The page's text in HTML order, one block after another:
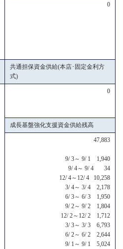
0
共通担保資金供給(本店･固定金利方
式)
0
成長基盤強化支援資金供給残高
47,883
9/ 3～ 9/ 1 1,940
9/ 4～ 9/ 4 34
12/ 4～12/ 4 10,258
3/ 4～ 3/ 4 2,178
6/ 3～ 6/ 3 1,950
9/ 2～ 9/ 2 1,804
12/ 2～12/ 2 1,712
3/ 3～ 3/ 3 6,793
6/ 2～ 6/ 2 2,644
9/ 1～ 9/ 1 5,024